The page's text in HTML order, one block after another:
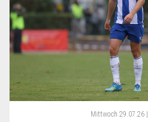
Mittwoch 29.07.26